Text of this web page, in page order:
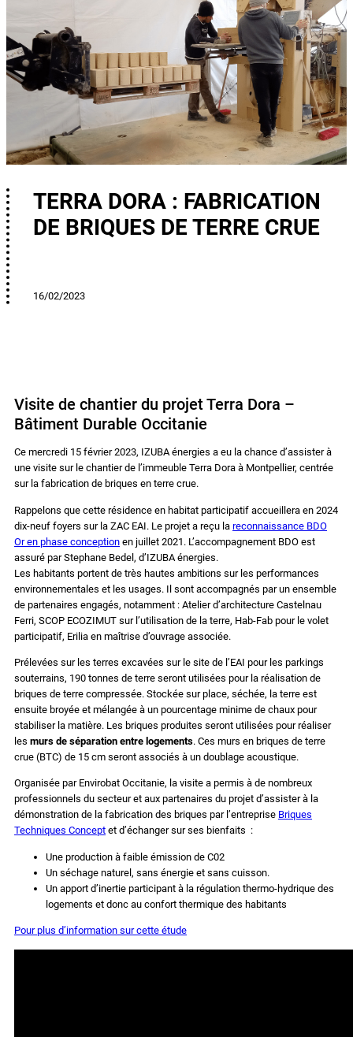
TERRA DORA : FABRICATION
DE BRIQUES DE TERRE CRUE
16/02/2023
Visite de chantier du projet Terra Dora –
Bâtiment Durable Occitanie
Ce mercredi 15 février 2023, IZUBA énergies a eu la chance d’assister à
une visite sur le chantier de l’immeuble Terra Dora à Montpellier, centrée
sur la fabrication de briques en terre crue.
Rappelons que cette résidence en habitat participatif accueillera en 2024
dix-neuf foyers sur la ZAC EAI. Le projet a reçu la reconnaissance BDO
Or en phase conception en juillet 2021. L’accompagnement BDO est
assuré par Stephane Bedel, d’IZUBA énergies.
Les habitants portent de très hautes ambitions sur les performances
environnementales et les usages. Il sont accompagnés par un ensemble
de partenaires engagés, notamment : Atelier d’architecture Castelnau
Ferri, SCOP ECOZIMUT sur l’utilisation de la terre, Hab-Fab pour le volet
participatif, Erilia en maîtrise d’ouvrage associée.
Prélevées sur les terres excavées sur le site de l’EAI pour les parkings
souterrains, 190 tonnes de terre seront utilisées pour la réalisation de
briques de terre compressée. Stockée sur place, séchée, la terre est
ensuite broyée et mélangée à un pourcentage minime de chaux pour
stabiliser la matière. Les briques produites seront utilisées pour réaliser
les murs de séparation entre logements. Ces murs en briques de terre
crue (BTC) de 15 cm seront associés à un doublage acoustique.
Organisée par Envirobat Occitanie, la visite a permis à de nombreux
professionnels du secteur et aux partenaires du projet d’assister à la
démonstration de la fabrication des briques par l’entreprise Briques
Techniques Concept et d’échanger sur ses bienfaits :
Une production à faible émission de C02
Un séchage naturel, sans énergie et sans cuisson.
Un apport d’inertie participant à la régulation thermo-hydrique des
logements et donc au confort thermique des habitants
Pour plus d’information sur cette étude